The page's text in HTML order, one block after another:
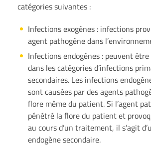
catégories suivantes :
Infections exogènes : infections
agent pathogène dans
Infections endogènes : peuvent
dans les catégories d’infections
secondaires. Les infections
sont causées par des agents
flore même du patient. Si l’agent
pénétré la flore du patient et
au cours d’un traitement, il s’agit
endogène secondaire.